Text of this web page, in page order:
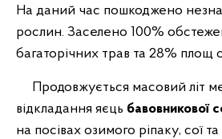
На даний час пошкоджено
рослин. Заселено 100%
багаторічних трав та 28% площ
Продовжується масовий літ
відкладання яєць бавовникової
на посівах озимого ріпаку, сої